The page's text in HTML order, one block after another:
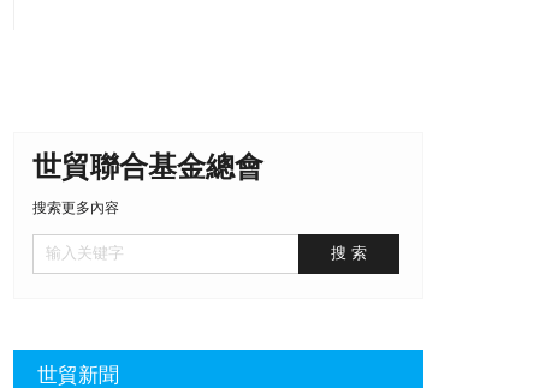
世貿聯合基金總會
搜索更多內容
世貿新聞